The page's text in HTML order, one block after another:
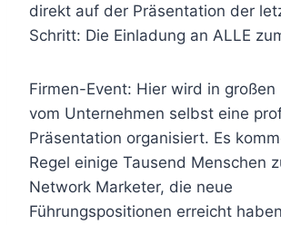
direkt auf der Präsentation der
Schritt: Die Einladung an ALLE
Firmen-Event: Hier wird in großen
vom Unternehmen selbst eine
Präsentation organisiert. Es
Regel einige Tausend Menschen
Network Marketer, die neue
Führungspositionen erreicht